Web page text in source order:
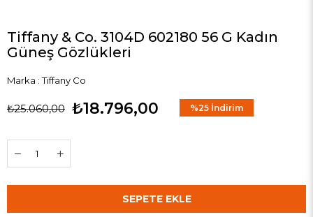
Tiffany & Co. 3104D 602180 56 G Kadın
Güneş Gözlükleri
Marka : Tiffany Co
₺25.060,00 ₺18.796,00 %25 İndirim